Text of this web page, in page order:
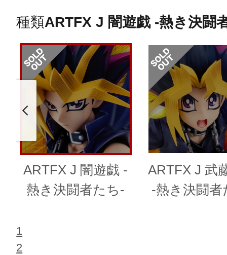
種類ARTFX J 闇遊戯 -熱き決闘
ARTFX J 闇遊戯 -
熱き決闘者たち-
ARTFX J 武
-熱き決闘者
1
2